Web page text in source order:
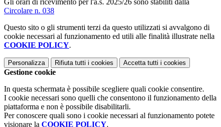
Circolare n. 038
Questo sito o gli strumenti terzi da questo utilizzati si avvalgono di
cookie necessari al funzionamento ed utili alle finalità illustrate nella
COOKIE POLICY.
Personalizza Rifiuta tutti i cookies Accetta tutti i cookies
Gestione cookie
In questa schermata è possibile scegliere quali cookie consentire.
I cookie necessari sono quelli che consentono il funzionamento della
piattaforma e non è possibile disabilitarli.
Per conoscere quali sono i cookie necessari al funzionamento potete
visionare la COOKIE POLICY.